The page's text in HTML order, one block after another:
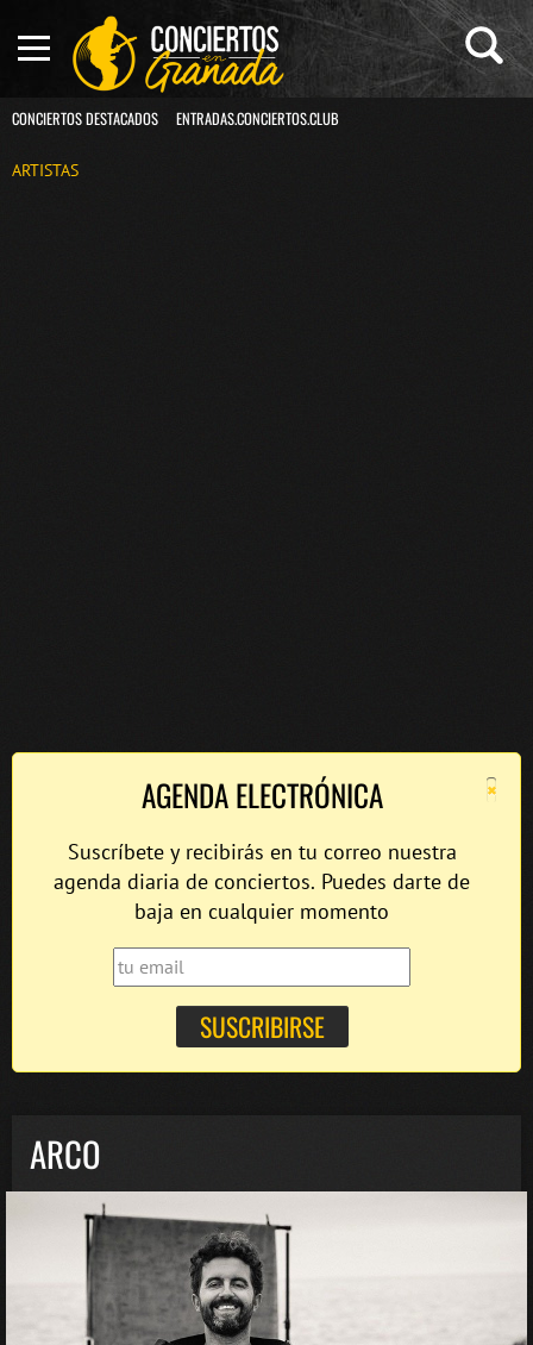
CONCIERTOS DESTACADOS ENTRADAS.CONCIERTOS.CLUB
ARTISTAS
×
AGENDA ELECTRÓNICA
Suscríbete y recibirás en tu correo nuestra
agenda diaria de conciertos. Puedes darte de
baja en cualquier momento
ARCO